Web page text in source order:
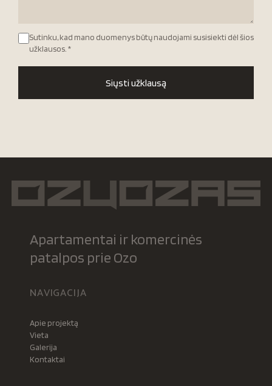
Sutinku, kad mano duomenys būtų naudojami susisiekti dėl šios
užklausos. *
Siųsti užklausą
Apartamentai ir komercinės
patalpos prie Ozo
NAVIGACIJA
Apie projektą
Vieta
Galerija
Kontaktai